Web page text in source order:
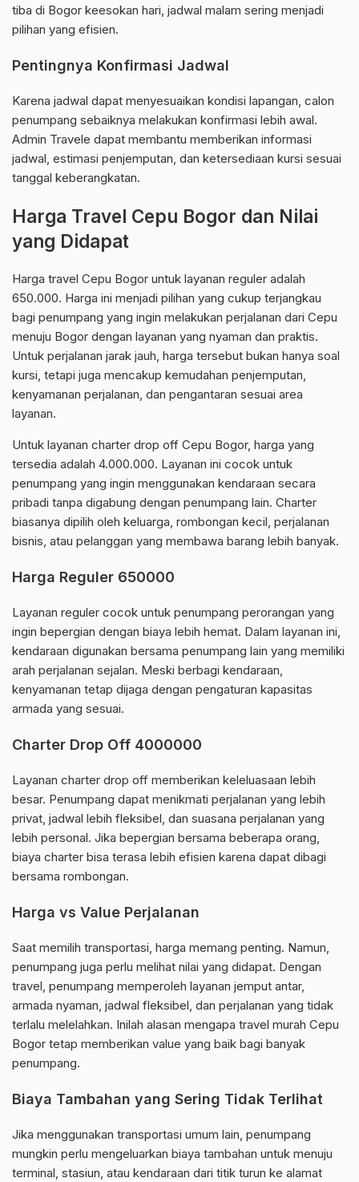
tiba di Bogor keesokan hari, jadwal malam sering menjadi
pilihan yang efisien.
Pentingnya Konfirmasi Jadwal
Karena jadwal dapat menyesuaikan kondisi lapangan, calon
penumpang sebaiknya melakukan konfirmasi lebih awal.
Admin Travele dapat membantu memberikan informasi
jadwal, estimasi penjemputan, dan ketersediaan kursi sesuai
tanggal keberangkatan.
Harga Travel Cepu Bogor dan Nilai
yang Didapat
Harga travel Cepu Bogor untuk layanan reguler adalah
650.000. Harga ini menjadi pilihan yang cukup terjangkau
bagi penumpang yang ingin melakukan perjalanan dari Cepu
menuju Bogor dengan layanan yang nyaman dan praktis.
Untuk perjalanan jarak jauh, harga tersebut bukan hanya soal
kursi, tetapi juga mencakup kemudahan penjemputan,
kenyamanan perjalanan, dan pengantaran sesuai area
layanan.
Untuk layanan charter drop off Cepu Bogor, harga yang
tersedia adalah 4.000.000. Layanan ini cocok untuk
penumpang yang ingin menggunakan kendaraan secara
pribadi tanpa digabung dengan penumpang lain. Charter
biasanya dipilih oleh keluarga, rombongan kecil, perjalanan
bisnis, atau pelanggan yang membawa barang lebih banyak.
Harga Reguler 650000
Layanan reguler cocok untuk penumpang perorangan yang
ingin bepergian dengan biaya lebih hemat. Dalam layanan ini,
kendaraan digunakan bersama penumpang lain yang memiliki
arah perjalanan sejalan. Meski berbagi kendaraan,
kenyamanan tetap dijaga dengan pengaturan kapasitas
armada yang sesuai.
Charter Drop Off 4000000
Layanan charter drop off memberikan keleluasaan lebih
besar. Penumpang dapat menikmati perjalanan yang lebih
privat, jadwal lebih fleksibel, dan suasana perjalanan yang
lebih personal. Jika bepergian bersama beberapa orang,
biaya charter bisa terasa lebih efisien karena dapat dibagi
bersama rombongan.
Harga vs Value Perjalanan
Saat memilih transportasi, harga memang penting. Namun,
penumpang juga perlu melihat nilai yang didapat. Dengan
travel, penumpang memperoleh layanan jemput antar,
armada nyaman, jadwal fleksibel, dan perjalanan yang tidak
terlalu melelahkan. Inilah alasan mengapa travel murah Cepu
Bogor tetap memberikan value yang baik bagi banyak
penumpang.
Biaya Tambahan yang Sering Tidak Terlihat
Jika menggunakan transportasi umum lain, penumpang
mungkin perlu mengeluarkan biaya tambahan untuk menuju
terminal, stasiun, atau kendaraan dari titik turun ke alamat